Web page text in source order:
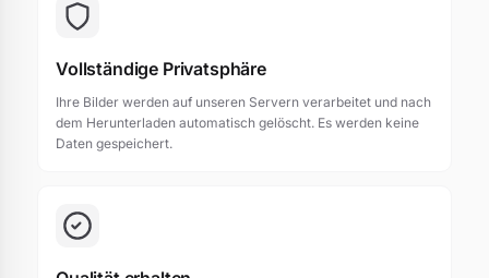
Vollständige Privatsphäre
Ihre Bilder werden auf unseren Servern verarbeitet und nach
dem Herunterladen automatisch gelöscht. Es werden keine
Daten gespeichert.